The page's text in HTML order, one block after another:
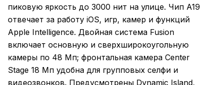
пиковую яркость до 3000 нит на улице. Чип A19
отвечает за работу iOS, игр, камер и функций
Apple Intelligence. Двойная система Fusion
включает основную и сверхширокоугольную
камеры по 48 Мп; фронтальная камера Center
Stage 18 Мп удобна для групповых селфи и
видеозвонков. Предусмотрены Dynamic Island,